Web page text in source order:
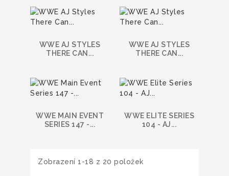
WWE AJ STYLES
THERE CAN...
WWE AJ STYLES
THERE CAN...
WWE MAIN EVENT
SERIES 147 -...
WWE ELITE SERIES
104 - AJ...
Zobrazení 1-18 z 20 položek